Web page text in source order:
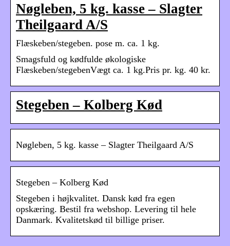
Nøgleben, 5 kg. kasse – Slagter
Theilgaard A/S
Flæskeben/stegeben. pose m. ca. 1 kg.
Smagsfuld og kødfulde økologiske
Flæskeben/stegebenVægt ca. 1 kg.Pris pr. kg. 40 kr.
Stegeben – Kolberg Kød
Nøgleben, 5 kg. kasse – Slagter Theilgaard A/S
Stegeben – Kolberg Kød
Stegeben i højkvalitet. Dansk kød fra egen
opskæring. Bestil fra webshop. Levering til hele
Danmark. Kvalitetskød til billige priser.